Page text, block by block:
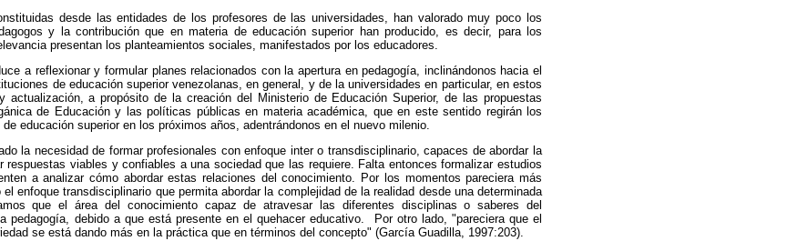
desde las entidades de los profesores de las universidades, han valorado muy poco los
y la contribución que en materia de educación superior han producido, es decir, para los
presentan los planteamientos sociales, manifestados por los educadores.
a reflexionar y formular planes relacionados con la apertura en pedagogía, inclinándonos hacia el
de educación superior venezolanas, en general, y de la universidades en particular, en estos
actualización, a propósito de la creación del Ministerio de Educación Superior, de las propuestas
de Educación y las políticas públicas en materia académica, que en este sentido regirán los
educación superior en los próximos años, adentrándonos en el nuevo milenio.
la necesidad de formar profesionales con enfoque inter o transdisciplinario, capaces de abordar la
respuestas viables y confiables a una sociedad que las requiere. Falta entonces formalizar estudios
a analizar cómo abordar estas relaciones del conocimiento. Por los momentos pareciera más
enfoque transdisciplinario que permita abordar la complejidad de la realidad desde una determinada
que el área del conocimiento capaz de atravesar las diferentes disciplinas o saberes del
pedagogía, debido a que está presente en el quehacer educativo. Por otro lado, "pareciera que el
se está dando más en la práctica que en términos del concepto" (García Guadilla, 1997:203).